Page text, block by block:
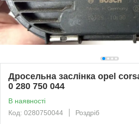
Дросельна заслінка opel
0 280 750 044
В наявності
Код: 0280750044
Роздріб